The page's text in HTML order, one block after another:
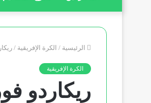
الرئيسية / الكرة الإفريقية /
الكرة الإفريقية
ريكاردو